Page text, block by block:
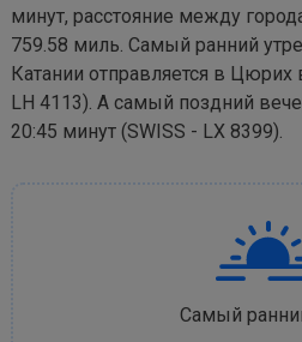
минут, расстояние между
759.58 миль. Самый ранний
Катании отправляется в Цюрих
LH 4113). А самый поздний
20:45 минут (SWISS - LX 8399).
Самый